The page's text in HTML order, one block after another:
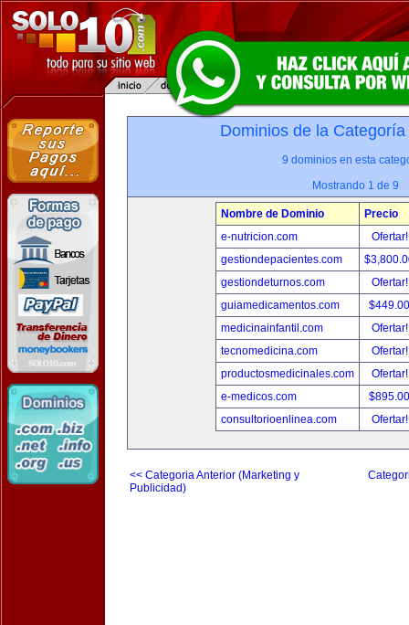
Dominios de la
9 dominios en esta
Mostrando 1 de 9
Nombre de Dominio
Precio
e-nutricion.com
gestiondepacientes.com
gestiondeturnos.com
guiamedicamentos.com
medicinainfantil.com
tecnomedicina.com
productosmedicinales.com
e-medicos.com
consultorioenlinea.com
<< Categoria Anterior (Marketing y
Publicidad)